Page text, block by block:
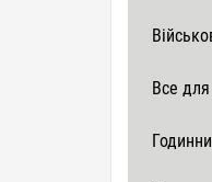
Все для